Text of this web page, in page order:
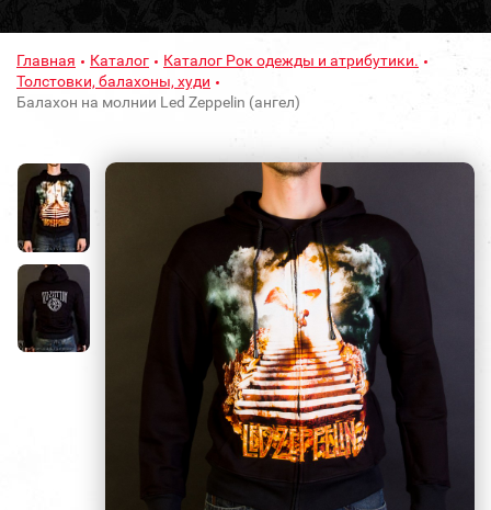
Главная Каталог
Каталог Рок одежды и атрибутики.
Толстовки, балахоны, худи
Балахон на молнии Led Zeppelin (ангел)